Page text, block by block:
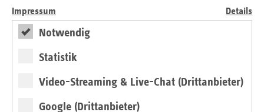
Impressum
Details
Notwendig
Statistik
Video-Streaming & Live-Chat (Drittanbieter)
Google (Drittanbieter)
Leider stellt sich die Anforderung der PIN im Alltag als
Hürde heraus, die die Patientenfreundlichkeit der App
stärker einschränkt, als wir uns dies wünschen würden.
Hier brauchen wir eine schnelle Vereinfachung.
Gesundheitswesens hat für uns Ärzt:innen große Vorteile in
der Ausübung unserer Arbeit. Wenn es möglich ist, dass